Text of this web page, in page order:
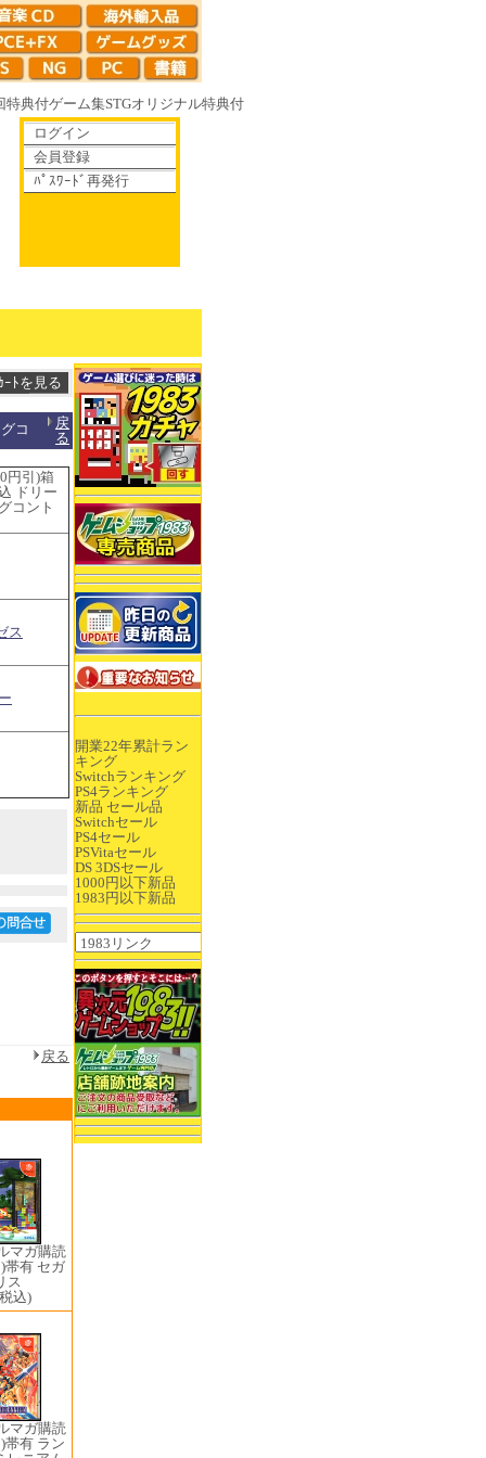
特典付ゲーム集STGオリジナル特典付
の花へ 70年代風ロボットアニメ ゲッP-X アレサCOLLECTION
ログイン
会員登録
ﾊﾟｽﾜｰﾄﾞ再発行
開業22年累計ラン
キング
Switchランキング
PS4ランキング
新品 セール品
Switchセール
PS4セール
PSVitaセール
DS 3DSセール
1000円以下新品
1983円以下新品
コ
戻
る
円引)箱
ドリー
コント
ス
戻る
マガ購読
帯有 セガ
ス
込)
マガ購読
帯有 ラン